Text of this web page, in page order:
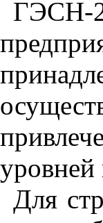
ГЭСН-
Для